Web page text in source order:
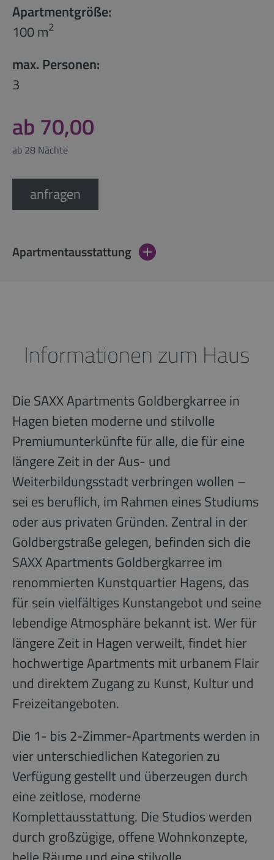
Apartmentgröße:
100 m2
max. Personen:
3
ab 70,00
ab 28 Nächte
anfragen
Apartmentausstattung
Informationen zum Haus
Die SAXX Apartments Goldbergkarree in
Hagen bieten moderne und stilvolle
Premiumunterkünfte für alle, die für eine
längere Zeit in der Aus- und
Weiterbildungsstadt verbringen wollen –
sei es beruflich, im Rahmen eines Studiums
oder aus privaten Gründen. Zentral in der
Goldbergstraße gelegen, befinden sich die
SAXX Apartments Goldbergkarree im
renommierten Kunstquartier Hagens, das
für sein vielfältiges Kunstangebot und seine
lebendige Atmosphäre bekannt ist. Wer für
längere Zeit in Hagen verweilt, findet hier
hochwertige Apartments mit urbanem Flair
und direktem Zugang zu Kunst, Kultur und
Freizeitangeboten.
Die 1- bis 2-Zimmer-Apartments werden in
vier unterschiedlichen Kategorien zu
Verfügung gestellt und überzeugen durch
eine zeitlose, moderne
Komplettausstattung. Die Studios werden
durch großzügige, offene Wohnkonzepte,